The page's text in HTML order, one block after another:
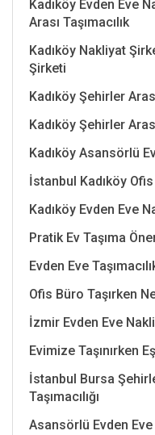
Kadıköy Evden Eve
Arası Taşımacılık
Kadıköy Nakliyat
Şirketi
Kadıköy Şehirler
Kadıköy Şehirler
Kadıköy Asansörlü
İstanbul Kadıköy Ofis
Kadıköy Evden Eve
Pratik Ev Taşıma
Evden Eve
Ofis Büro Taşırken
İzmir Evden Eve
Evimize Taşınırken
İstanbul Bursa
Taşımacılığı
Asansörlü Evden